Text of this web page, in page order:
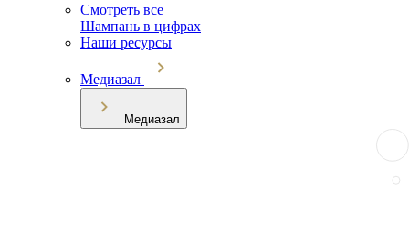
Смотреть все
Шампань в цифрах
Наши ресурсы
Медиазал
Медиазал